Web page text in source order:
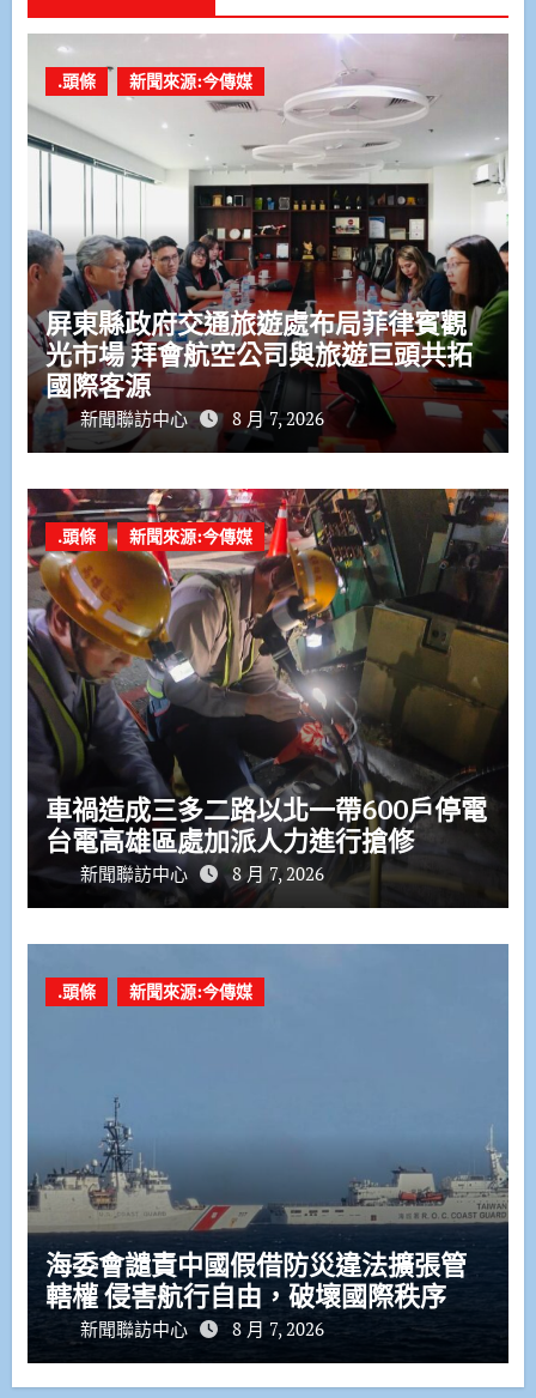
.頭條 新聞來源:今傳媒
屏東縣政府交通旅遊處布局菲律賓觀
光市場 拜會航空公司與旅遊巨頭共拓
國際客源
新聞聯訪中心 8 月 7, 2026
.頭條 新聞來源:今傳媒
車禍造成三多二路以北一帶600戶停電
台電高雄區處加派人力進行搶修
新聞聯訪中心 8 月 7, 2026
.頭條 新聞來源:今傳媒
海委會譴責中國假借防災違法擴張管
轄權 侵害航行自由，破壞國際秩序
新聞聯訪中心 8 月 7, 2026